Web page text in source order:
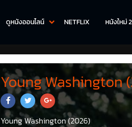
ดูหนังออนไลน์ NETFLIX หนังใหม่
Young Washington
Young Washington (2026)